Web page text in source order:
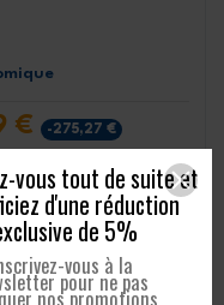
€ -275,27 €
vous tout de suite et
d'une réduction
de 5%
vous à la
pour ne pas
nos promotions